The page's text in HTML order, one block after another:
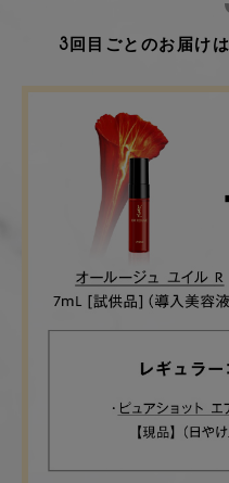
3回目ごとのお届け